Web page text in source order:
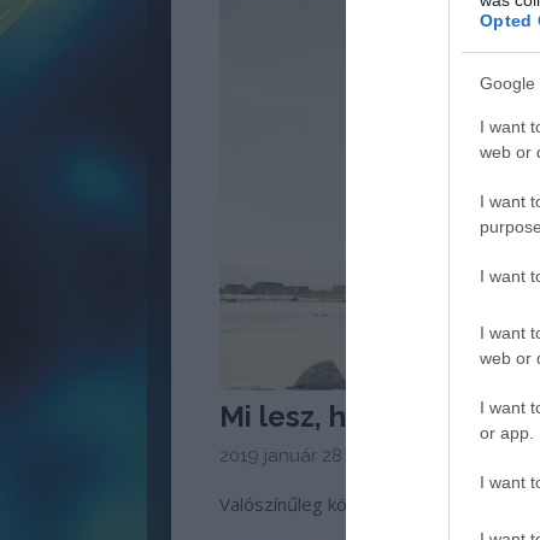
Opted
Google
I want
web or
I want
I want
I want
web or
I want
or app.
I want
Mi lesz, ha nem
2019 január 28 -
Valószínűleg könnyebben kapod el az